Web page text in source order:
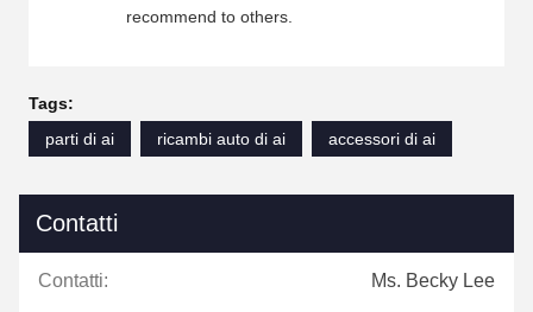
recommend to others.
Tags:
parti di ai
ricambi auto di ai accessori di ai
Contatti
Contatti: Ms. Becky Lee